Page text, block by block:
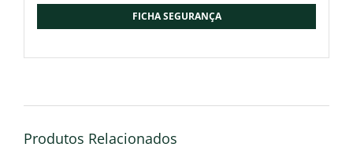
FICHA SEGURANÇA
Produtos Relacionados